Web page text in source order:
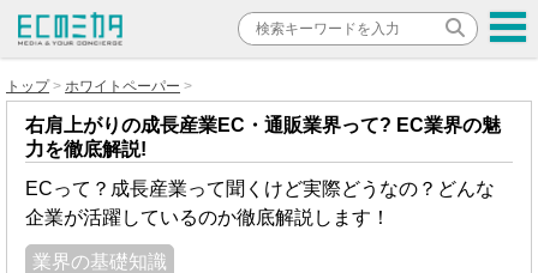
トップ ホワイトペーパー
右肩上がりの成⻑産業EC・通販業界って? EC業界の魅
力を徹底解説!
ECって？成長産業って聞くけど実際どうなの？どんな
企業が活躍しているのか徹底解説します！
業界の基礎知識